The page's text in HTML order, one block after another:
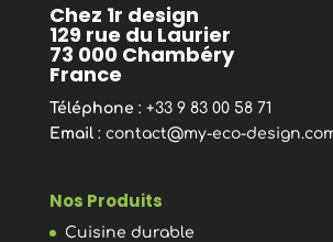
Chez 1r design
129 rue du Laurier
73 000 Chambéry
France
Téléphone : +33 9 83 00 58 71
Email: contact@my-eco-
Nos Produits
Cuisine durable